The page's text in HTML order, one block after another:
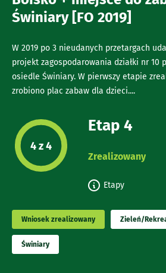
Świniary [FO 2019]
W 2019 po 3 nieudanych przetargach
projekt zagospodarowania działki nr 10
osiedle Świniary. W pierwszy etapie
zrobiono plac zabaw dla dzieci....
Etap projektu:
4 z 4
Etap 4
Zrealizowany
Etapy
Wniosek zrealizowany Zieleń/
Świniary